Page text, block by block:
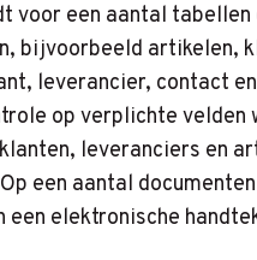
voor een aantal
bijvoorbeeld artikelen,
leverancier, contact
op verplichte velden
leveranciers en
een aantal
een elektronische